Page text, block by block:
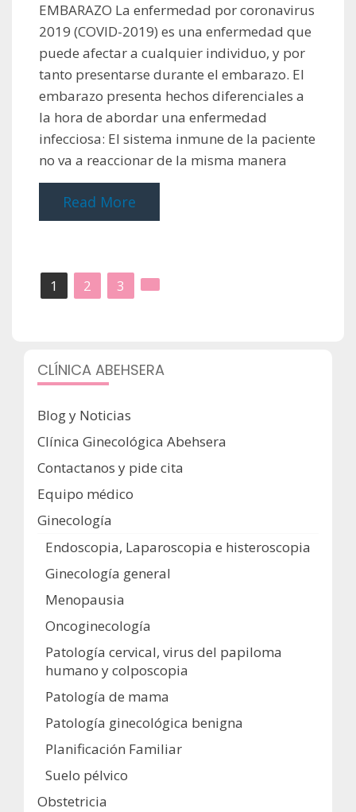
EMBARAZO La enfermedad por coronavirus
2019 (COVID-2019) es una enfermedad que
puede afectar a cualquier individuo, y por
tanto presentarse durante el embarazo. El
embarazo presenta hechos diferenciales a
la hora de abordar una enfermedad
infecciosa: El sistema inmune de la paciente
no va a reaccionar de la misma manera
Read More
Paginación
de
1 2 3
CLÍNICA ABEHSERA
Blog y Noticias
Clínica Ginecológica Abehsera
Contactanos y pide cita
Equipo médico
Ginecología
Endoscopia, Laparoscopia e histeroscopia
Ginecología general
Menopausia
Oncoginecología
Patología cervical, virus del papiloma
humano y colposcopia
Patología de mama
Patología ginecológica benigna
Planificación Familiar
Suelo pélvico
Obstetricia